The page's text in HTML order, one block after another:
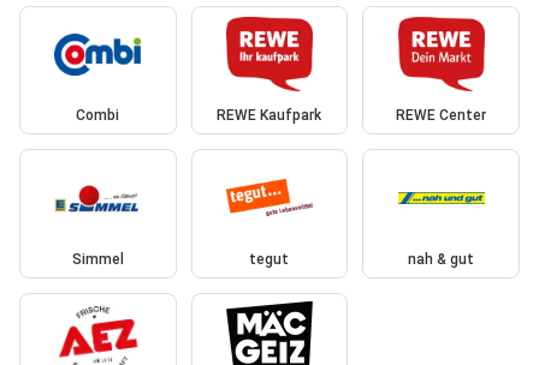
Combi REWE Kaufpark REWE Center
Simmel tegut nah & gut